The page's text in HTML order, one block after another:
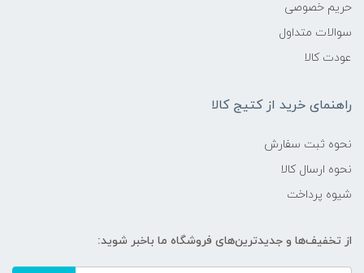
حریم خصوصی
سوالات متداول
عودت کالا
راهنمای خرید از کتیج کالا
نحوه ثبت سفارش
نحوه ارسال کالا
شیوه پرداخت
از تخفیف‌ها و جدیدترین‌های فروشگاه ما باخبر شوید: